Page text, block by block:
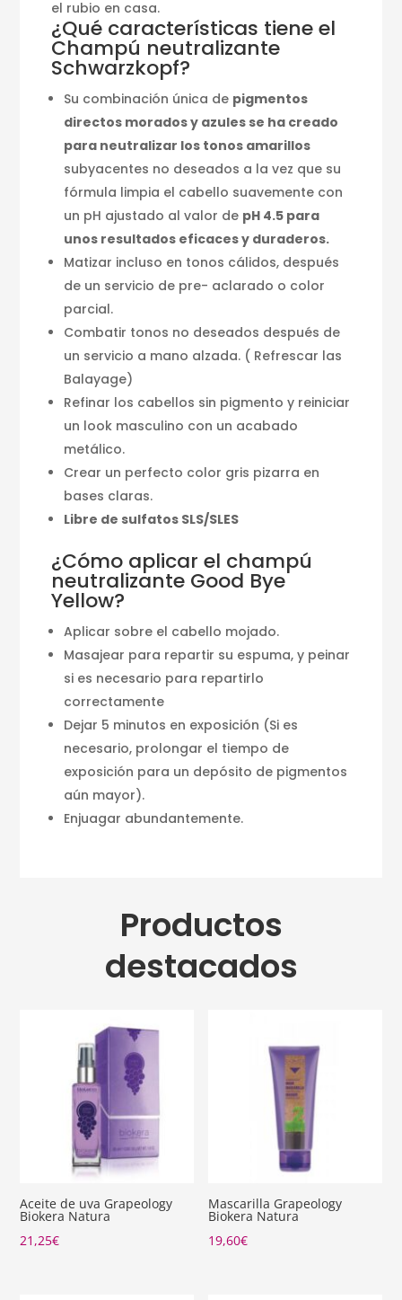
el rubio en casa.
¿Qué características tiene el
Champú neutralizante
Schwarzkopf?
Su combinación única de pigmentos
directos morados y azules se ha creado
para neutralizar los tonos amarillos
subyacentes no deseados a la vez que su
fórmula limpia el cabello suavemente con
un pH ajustado al valor de pH 4.5 para
unos resultados eficaces y duraderos.
Matizar incluso en tonos cálidos, después
de un servicio de pre- aclarado o color
parcial.
Combatir tonos no deseados después de
un servicio a mano alzada. ( Refrescar las
Balayage)
Refinar los cabellos sin pigmento y reiniciar
un look masculino con un acabado
metálico.
Crear un perfecto color gris pizarra en
bases claras.
Libre de sulfatos SLS/SLES
¿Cómo aplicar el champú
neutralizante Good Bye
Yellow?
Aplicar sobre el cabello mojado.
Masajear para repartir su espuma, y peinar
si es necesario para repartirlo
correctamente
Dejar 5 minutos en exposición (Si es
necesario, prolongar el tiempo de
exposición para un depósito de pigmentos
aún mayor).
Enjuagar abundantemente.
Productos
destacados
Aceite de uva Grapeology
Biokera Natura
21,25€
Mascarilla Grapeology
Biokera Natura
19,60€